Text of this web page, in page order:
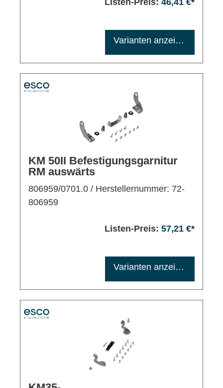
Listen-Preis: 46,41 €*
Maximale Bestellmenge: 1200
Varianten anzeigen
KM 50II Befestigungsgarnitur
RM auswärts
806959/0701.0 / Herstellernummer: 72-
806959
Listen-Preis: 57,21 €*
Maximale Bestellmenge: 1200
Varianten anzeigen